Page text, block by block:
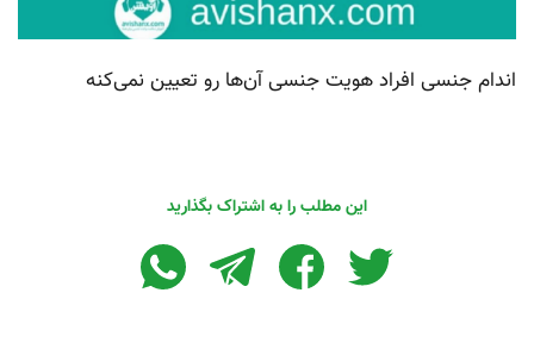
اندام جنسی افراد هویت جنسی آن‌ها رو تعیین نمی‌کنه
این مطلب را به اشتراک بگذارید